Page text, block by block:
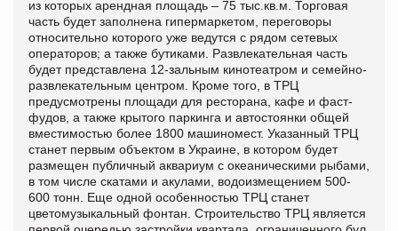
из которых арендная площадь – 75 тыс.кв.м. Торговая
часть будет заполнена гипермаркетом, переговоры
относительно которого уже ведутся с рядом сетевых
операторов; а также бутиками. Развлекательная часть
будет представлена 12-зальным кинотеатром и семейно-
развлекательным центром. Кроме того, в ТРЦ
предусмотрены площади для ресторана, кафе и фаст-
фудов, а также крытого паркинга и автостоянки общей
вместимостью более 1800 машиномест. Указанный ТРЦ
станет первым объектом в Украине, в котором будет
размещен публичный аквариум с океаническими рыбами,
в том числе скатами и акулами, водоизмещением 500-
600 тонн. Еще одной особенностью ТРЦ станет
цветомузыкальный фонтан. Строительство ТРЦ является